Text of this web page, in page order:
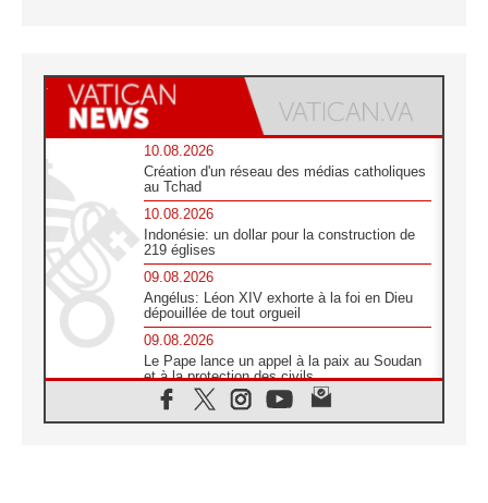
10.08.2026
Création d'un réseau des médias catholiques
au Tchad
10.08.2026
Indonésie: un dollar pour la construction de
219 églises
09.08.2026
Angélus: Léon XIV exhorte à la foi en Dieu
dépouillée de tout orgueil
09.08.2026
Le Pape lance un appel à la paix au Soudan
et à la protection des civils
09.08.2026
Déclaration d'Addis-Abeba du SCEAM sur